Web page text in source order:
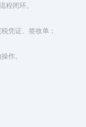
程闭环。
凭证、签收单；
作。